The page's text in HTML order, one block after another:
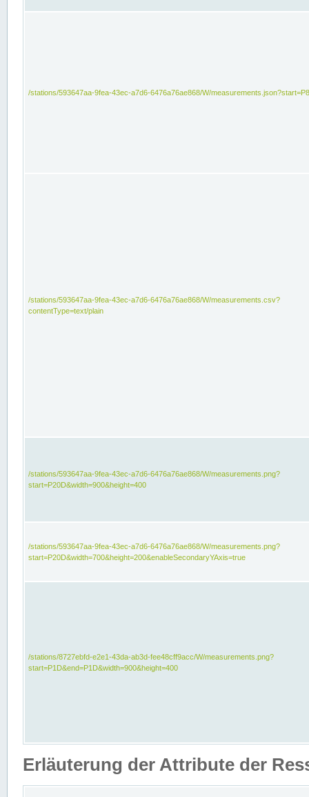
/stations/593647aa-9fea-43ec-a7d6-6476a76ae868/W/
/stations/593647aa-9fea-43ec-a7d6-6476a76ae868/W/measurements.csv?
contentType=text/plain
/stations/593647aa-9fea-43ec-a7d6-6476a76ae868/W/measurements.png?
start=P20D&width=900&height=400
/stations/593647aa-9fea-43ec-a7d6-6476a76ae868/W/measurements.png?
start=P20D&width=700&height=200&enableSecondaryYAxis=true
/stations/8727ebfd-e2e1-43da-ab3d-fee48cff9acc/W/measurements.png?
start=P1D&end=P1D&width=900&height=400
Erläuterung der Attribute der